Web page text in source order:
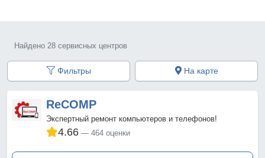
Найдено 28 сервисных центров
Фильтры На карте
ReCOMP
Экспертный ремонт компьютеров и телефонов!
4.66 464 оценки